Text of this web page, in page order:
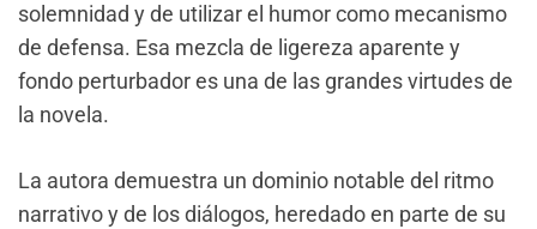
solemnidad y de utilizar el humor como mecanismo
de defensa. Esa mezcla de ligereza aparente y
fondo perturbador es una de las grandes virtudes de
la novela.
La autora demuestra un dominio notable del ritmo
narrativo y de los diálogos, heredado en parte de su